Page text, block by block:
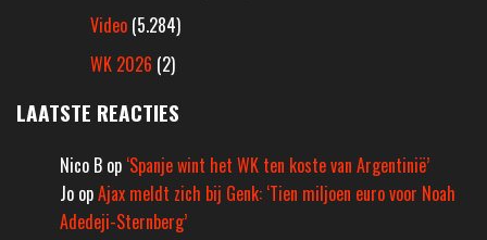
Video (5.284)
WK 2026 (2)
LAATSTE REACTIES
Nico B op ‘Spanje wint het WK ten koste van Argentinië’
Jo opAjax meldt zich bij Genk: ‘Tien miljoen euro voor Noah
Adedeji-Sternberg’